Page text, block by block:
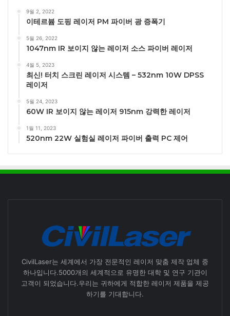
9월 2, 2022
이테르븀 도핑 레이저 PM 파이버 광 증폭기
5월 26, 2022
1047nm IR 보이지 않는 레이저 소스 파이버 레이저
4월 5, 2023
최신! 터치 스크린 레이저 시스템 – 532nm 10W DPSS
레이저
5월 24, 2023
60W IR 보이지 않는 레이저 915nm 강력한 레이저
1월 11, 2023
520nm 22W 실험실 레이저 파이버 출력 PC 제어
CivilLaser는 세계에서 가장 전문적인 레이저 맞춤 제작 업체 중
하나입니다.5000개의 세계적으로 유명한 대학 및 연구 기관이
고객이 되었습니다.우리는 귀하에게 적합한 레이저 제품을 제공
하기를 기대합니다.